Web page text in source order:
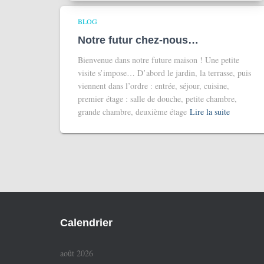
BLOG
Notre futur chez-nous…
Bienvenue dans notre future maison ! Une petite
visite s’impose… D’abord le jardin, la terrasse, puis
viennent dans l’ordre : entrée, séjour, cuisine,
premier étage : salle de douche, petite chambre,
grande chambre, deuxième étage Lire la suite
Calendrier
août 2026